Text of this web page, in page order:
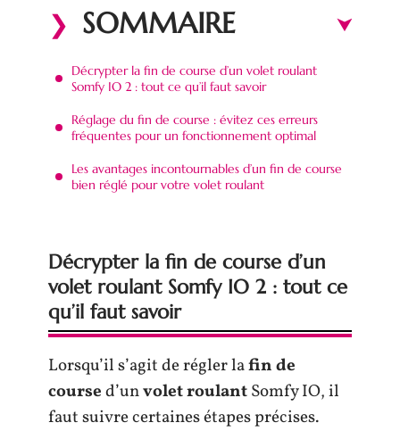
SOMMAIRE
Décrypter la fin de course d’un volet roulant
Somfy IO 2 : tout ce qu’il faut savoir
Réglage du fin de course : évitez ces erreurs
fréquentes pour un fonctionnement optimal
Les avantages incontournables d’un fin de course
bien réglé pour votre volet roulant
Décrypter la fin de course d’un
volet roulant Somfy IO 2 : tout ce
qu’il faut savoir
Lorsqu’il s’agit de régler lafin de
coursed’unvolet roulantSomfy IO, il
faut suivre certaines étapes précises.